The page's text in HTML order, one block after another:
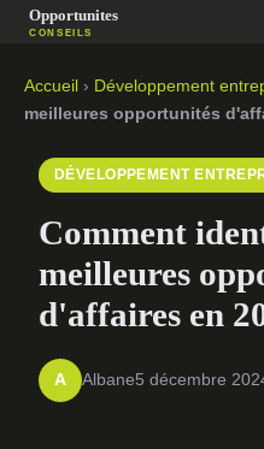
Accueil › Développement
meilleures opportunités
DÉVELOPPEMENT
Comment
meilleures
d'affaires en
A Albane5 décembre